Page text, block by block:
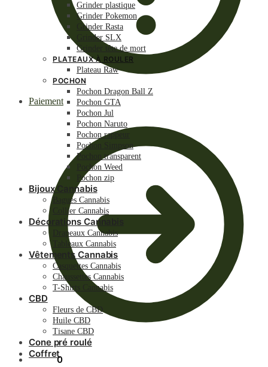
Paiement
0.00€ 0
Grinder plastique
Grinder Pokemon
Grinder Rasta
Grinder SLX
Grinder tête de mort
PLATEAUX À ROULER
Plateau Raw
POCHON
Pochon Dragon Ball Z
Pochon GTA
Pochon Jul
Pochon Naruto
Pochon rappeur
Pochon Simpson
Pochon transparent
Pochon Weed
Pochon zip
Bijoux Cannabis
Bagues Cannabis
Collier Cannabis
Décorations Cannabis
Drapeaux Cannabis
Tableaux Cannabis
Vêtements Cannabis
Casquettes Cannabis
Chaussettes Cannabis
T-Shirts Cannabis
CBD
Fleurs de CBD
Huile CBD
Tisane CBD
Cone pré roulé
Coffret